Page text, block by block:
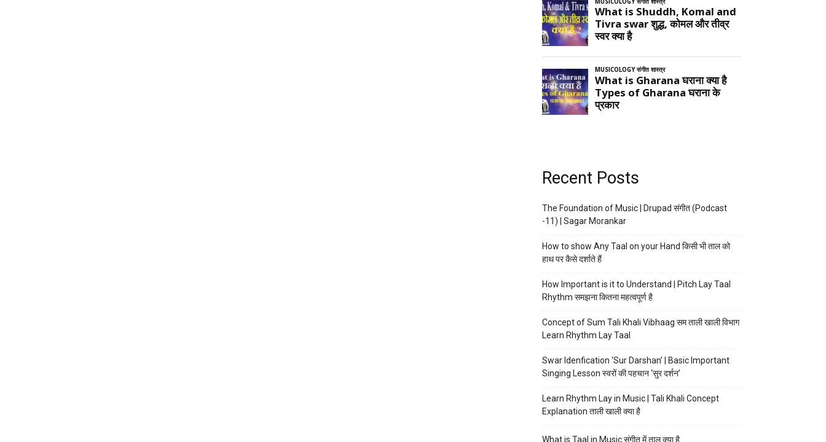
Recent Posts
The Foundation of Music | Drupad संगीत (Podcast
-11) | Sagar Morankar
How to show Any Taal on your Hand किसी भी ताल को
हाथ पर कैसे दर्शाते हैं
How Important is it to Understand | Pitch Lay Taal
Rhythm समझना कितना महत्वपूर्ण है
Concept of Sum Tali Khali Vibhaag सम ताली खाली विभाग
Learn Rhythm Lay Taal
Swar Idenfication ‘Sur Darshan’ | Basic Important
Singing Lesson स्वरों की पहचान ‘सुर दर्शन’
Learn Rhythm Lay in Music | Tali Khali Concept
Explanation ताली खाली क्या है
What is Taal in Music संगीत में ताल क्या है